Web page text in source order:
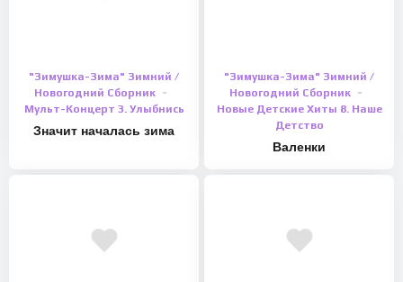
"Зимушка-Зима" Зимний /
Новогодний Сборник
Мульт-Концерт 3. Улыбнись
Значит началась зима
"Зимушка-Зима" Зимний /
Новогодний Сборник
Новые Детские Хиты 8. Наше
Детство
Валенки